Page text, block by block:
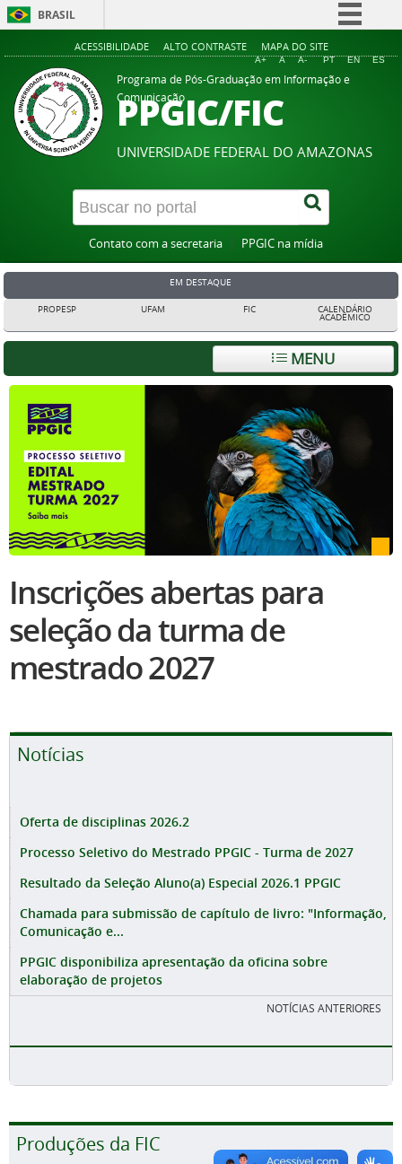
BRASIL
Simplifique!
Comunica BR
Participe
Acesso à informação
Legislação
Canais
ACESSIBILIDADE ALTO CONTRASTE MAPA DO SITE
A+ A A- PT EN ES
Programa de Pós-Graduação em Informação e
Comunicação
PPGIC/FIC
UNIVERSIDADE FEDERAL DO AMAZONAS
Contato com a secretaria PPGIC na mídia
EM DESTAQUE
PROPESP UFAM FIC CALENDÁRIO
ACADÊMICO
MENU
Inscrições abertas para
seleção da turma de
mestrado 2027
Notícias
Oferta de disciplinas 2026.2
Processo Seletivo do Mestrado PPGIC - Turma de 2027
Resultado da Seleção Aluno(a) Especial 2026.1 PPGIC
Chamada para submissão de capítulo de livro: "Informação,
Comunicação e...
PPGIC disponibiliza apresentação da oficina sobre
elaboração de projetos
NOTÍCIAS ANTERIORES
Produções da FIC